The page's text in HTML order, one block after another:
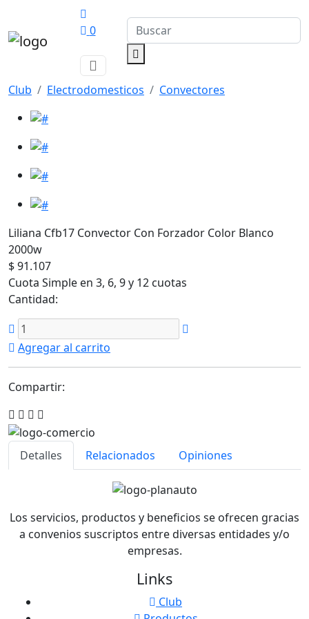
0
Club Electrodomesticos Convectores
Liliana Cfb17 Convector Con Forzador Color Blanco
2000w
$ 91.107
Cuota Simple en 3, 6, 9 y 12 cuotas
Cantidad:
Agregar al carrito
Compartir:
Detalles Relacionados Opiniones
Los servicios, productos y beneficios se ofrecen gracias
a convenios suscriptos entre diversas entidades y/o
empresas.
Links
Club